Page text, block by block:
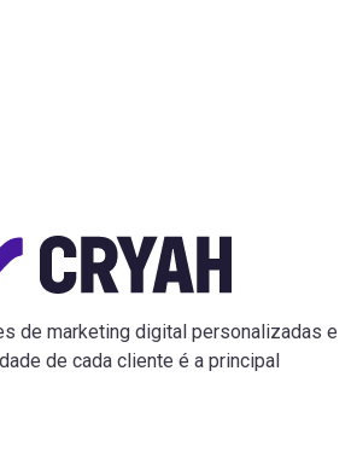
de marketing digital personalizadas e
de cada cliente é a principal